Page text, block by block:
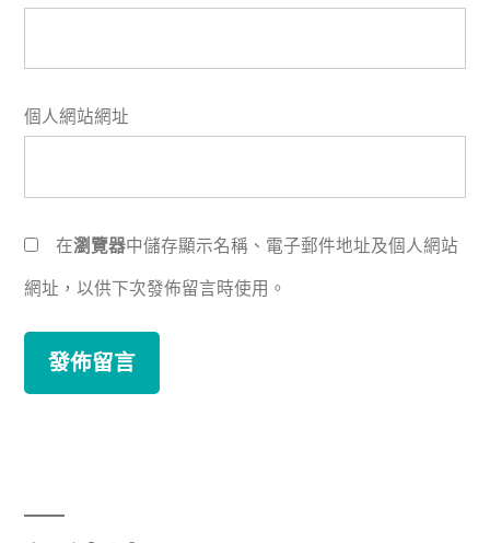
個人網站網址
在瀏覽器中儲存顯示名稱、電子郵件地址及個人網站
網址，以供下次發佈留言時使用。